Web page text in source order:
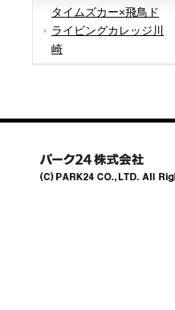
タイムズカー×飛鳥ド
ライビングカレッジ川
崎